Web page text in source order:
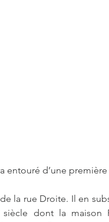
entouré d’une
la rue Droite. Il en
dont la maison